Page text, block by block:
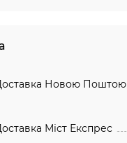
Новою Поштою
Міст Експрес